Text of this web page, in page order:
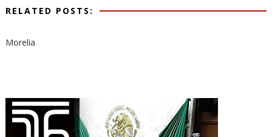
RELATED POSTS:
Morelia